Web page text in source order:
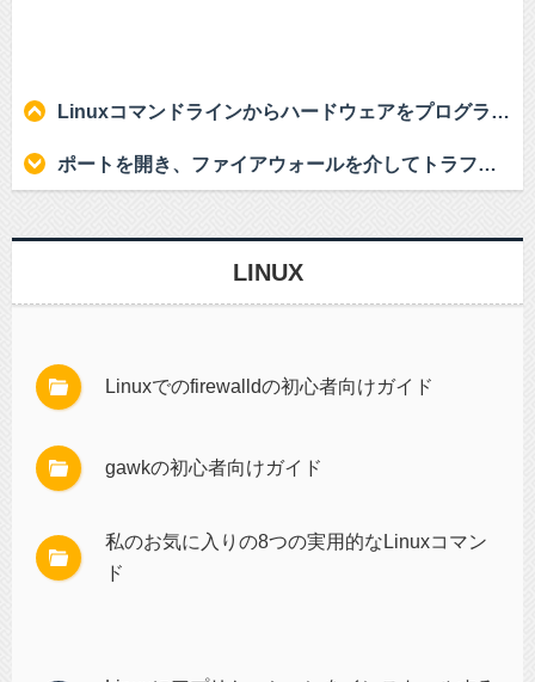
Linuxコマンドラインからハードウェアをプログラムする
ポートを開き、ファイアウォールを介してトラフィックをルーティングします
LINUX
Linuxでのfirewalldの初心者向けガイド
gawkの初心者向けガイド
私のお気に入りの8つの実用的なLinuxコマン
ド